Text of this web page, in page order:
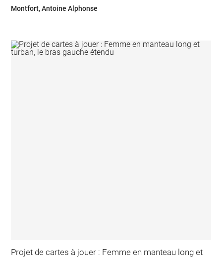
Montfort, Antoine Alphonse
Projet de cartes à jouer : Femme en manteau long et